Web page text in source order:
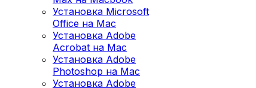
Установка Microsoft
Office на Mac
Установка Adobe
Acrobat на Mac
Установка Adobe
Photoshop на Mac
Установка Adobe